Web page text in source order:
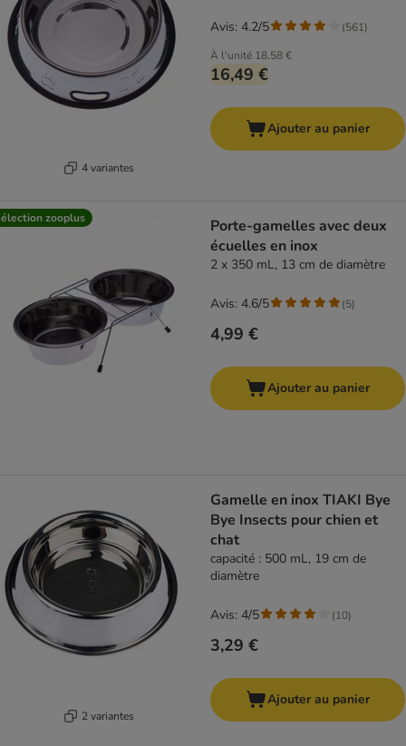
4 variantes
À l'unité 18,58 €
16,49 €
Avis: 4.2/5 (561)
Ajouter au panier
zooplus
Porte-gamelles avec deux
écuelles en inox
2 x 350 mL, 13 cm de diamètre
4,99 €
Avis: 4.6/5 (5)
Ajouter au panier
2 variantes
Gamelle en inox TIAKI Bye
Bye Insects pour chien et
chat
capacité : 500 mL, 19 cm de
diamètre
3,29 €
Avis: 4/5 (10)
Ajouter au panier